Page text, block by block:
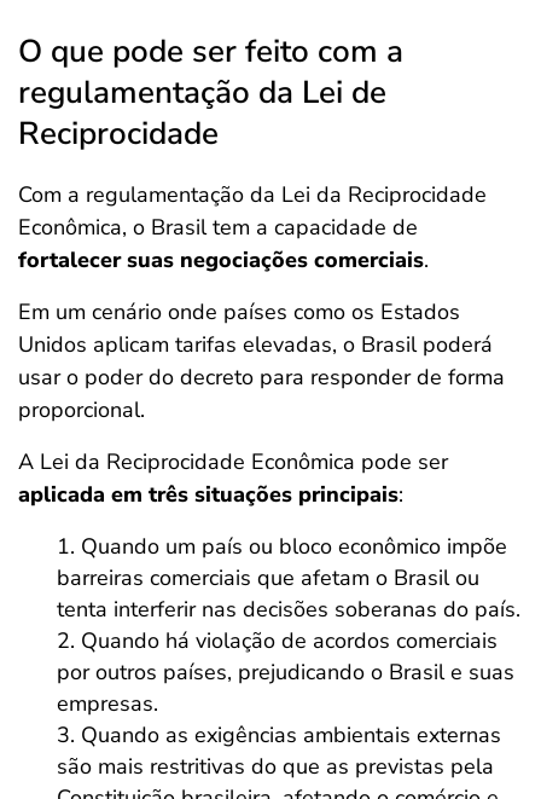
O que pode ser feito com a
regulamentação da Lei de
Reciprocidade
Com a regulamentação da Lei da Reciprocidade
Econômica, o Brasil tem a capacidade de
fortalecer suas negociações comerciais.
Em um cenário onde países como os Estados
Unidos aplicam tarifas elevadas, o Brasil poderá
usar o poder do decreto para responder de forma
proporcional.
A Lei da Reciprocidade Econômica pode ser
aplicada em três situações principais:
Quando um país ou bloco econômico impõe
barreiras comerciais que afetam o Brasil ou
tenta interferir nas decisões soberanas do país.
Quando há violação de acordos comerciais
por outros países, prejudicando o Brasil e suas
empresas.
Quando as exigências ambientais externas
são mais restritivas do que as previstas pela